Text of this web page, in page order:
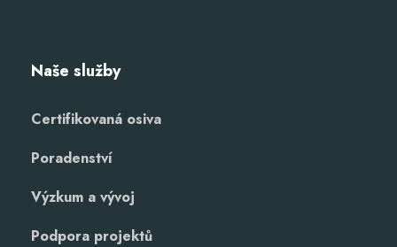
Naše služby
Certifikovaná osiva
Poradenství
Výzkum a vývoj
Podpora projektů